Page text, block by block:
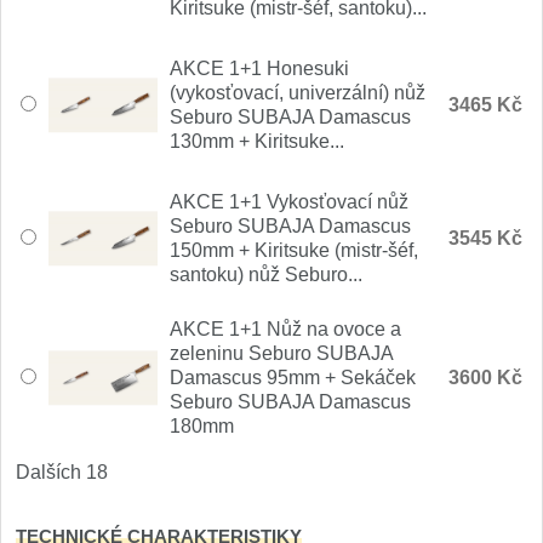
Kiritsuke (mistr-šéf, santoku)...
AKCE 1+1 Honesuki
(vykosťovací, univerzální) nůž
Seburo SUBAJA Damascus
130mm + Kiritsuke...
3465 Kč
AKCE 1+1 Vykosťovací nůž
Seburo SUBAJA Damascus
150mm + Kiritsuke (mistr-šéf,
santoku) nůž Seburo...
3545 Kč
AKCE 1+1 Nůž na ovoce a
zeleninu Seburo SUBAJA
Damascus 95mm + Sekáček
Seburo SUBAJA Damascus
180mm
3600 Kč
Dalších 18
TECHNICKÉ CHARAKTERISTIKY